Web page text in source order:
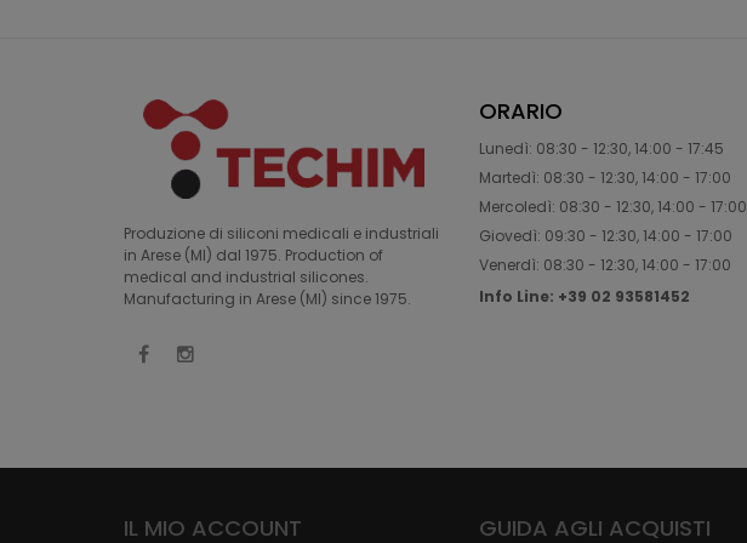
Produzione di siliconi medicali e industriali
in Arese (MI) dal 1975. Production of
medical and industrial silicones.
Manufacturing in Arese (MI) since 1975.
ORARIO
Lunedì: 08:30 - 12:30, 14:00 - 17:45
Martedì: 08:30 - 12:30, 14:00 - 17:00
Mercoledì: 08:30 - 12:30, 14:00 - 17:00
Giovedì: 09:30 - 12:30, 14:00 - 17:00
Venerdì: 08:30 - 12:30, 14:00 - 17:00
Info Line: +39 02 93581452
IL MIO ACCOUNT GUIDA AGLI ACQUISTI